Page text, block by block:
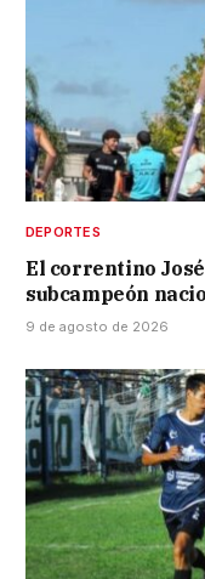
DEPORTES
El correntino
subcampeón
9 de agosto de 2026